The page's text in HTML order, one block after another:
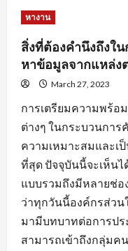
สำหรับ
คน
หา
คน
เพื่อ
ให้การ
งาน
ไป
ดี
หางาน
สิ่งที่ต้องคำนึงถึงใ
หาข้อมูลจากแหล่ง
March 27, 2023
การเตรียมความพร้อ
ต่างๆ ในกระบวนการ
ความเหมาะสมและเ
ที่สุด ปัจจุบันนี้จะเห็น
แบบรวมถึงมีหลายช่อ
ว่าทุกวันนี้องค์กรส่วน
มามีบทบาทต่อการปร
สามารถเข้าถึงกลุ่มค